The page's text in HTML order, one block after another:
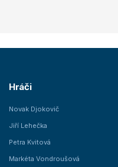
Hráči
Novak Djokovič
Jiří Lehečka
Petra Kvitová
Markéta Vondroušová